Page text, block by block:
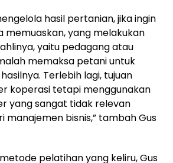
hasil pertanian, jika ingin
memuaskan, yang melakukan
yaitu pedagang atau
memaksa petani untuk
Terlebih lagi, tujuan
koperasi tetapi menggunakan
yang sangat tidak relevan
manajemen bisnis,” tambah Gus
pelatihan yang keliru, Gus